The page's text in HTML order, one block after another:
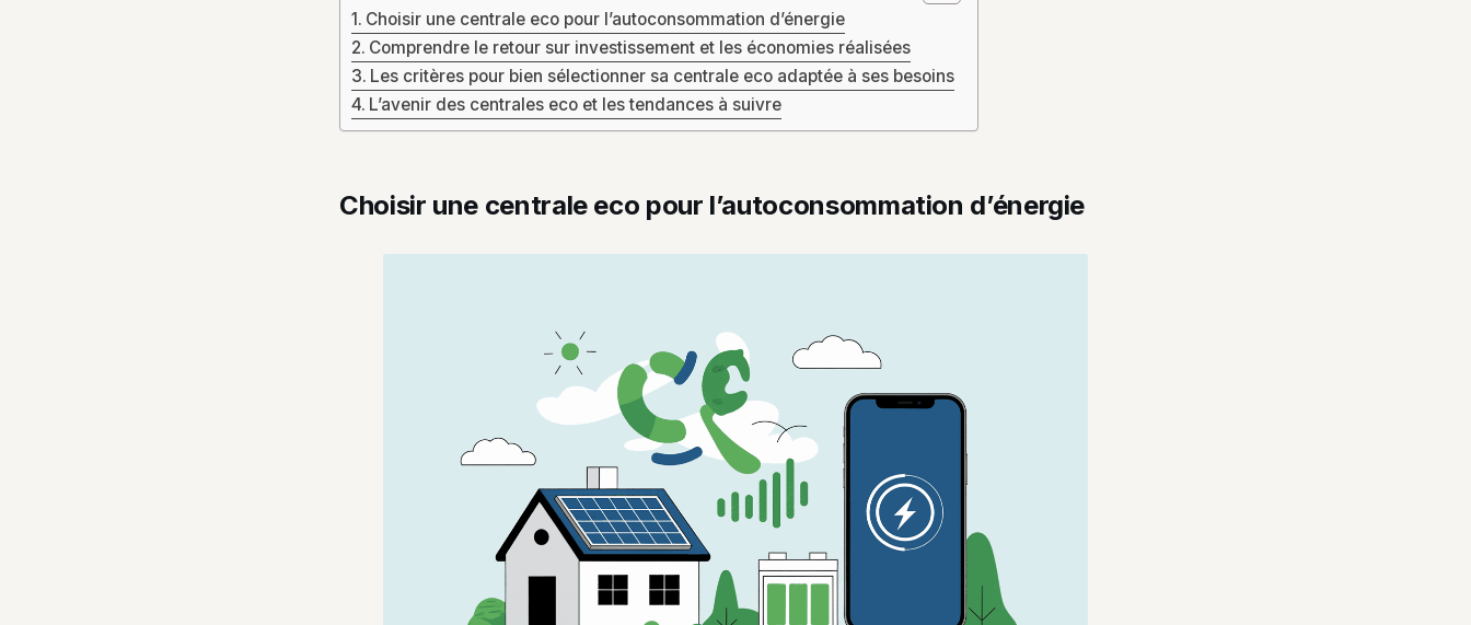
Choisir une centrale eco pour l’autoconsommation d’énergie
Comprendre le retour sur investissement et les économies réalisées
Les critères pour bien sélectionner sa centrale eco adaptée à ses besoins
L’avenir des centrales eco et les tendances à suivre
Choisir une centrale eco pour l’autoconsommation d’énergie